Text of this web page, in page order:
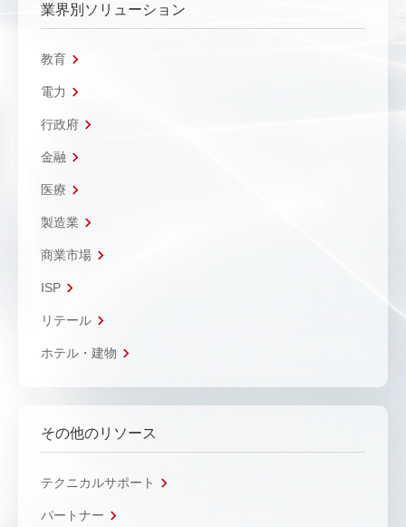
業界別ソリューション
教育
電力
行政府
金融
医療
製造業
商業市場
ISP
リテール
ホテル・建物
その他のリソース
テクニカルサポート
パートナー